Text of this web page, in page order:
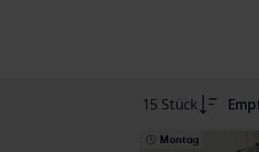
15 Stück
Montag